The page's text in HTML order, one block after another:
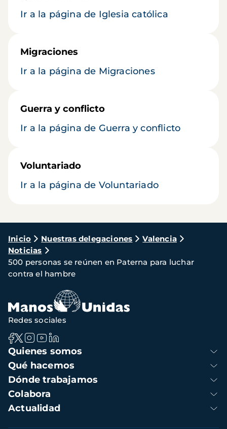
Ir a la página de Iglesia católica
Migraciones
Ir a la página de Migraciones
Guerra y conflicto
Ir a la página de Guerra y conflicto
Voluntariado
Ir a la página de Voluntariado
Ruta
de
navegación
Inicio Nuestras delegaciones
Valencia
Noticias
500 personas se reúnen en Paterna para luchar
contra el hambre
Navegación
principal
Quienes somos
Qué hacemos
Dónde trabajamos
Colabora
Actualidad
Redes sociales